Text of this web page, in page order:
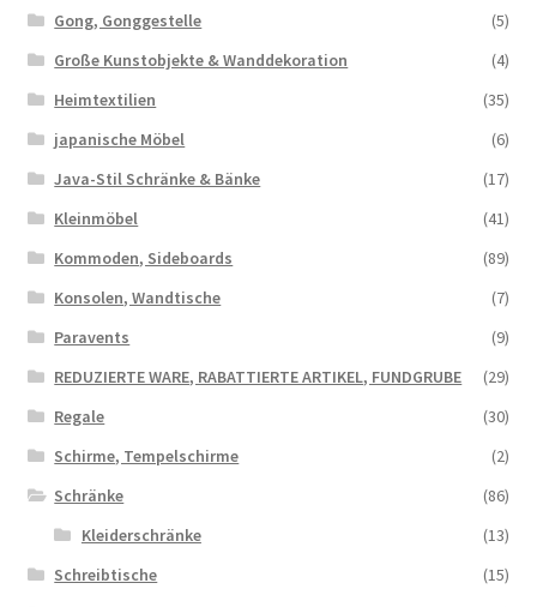
Gong, Gonggestelle
(5)
Große Kunstobjekte & Wanddekoration
(4)
Heimtextilien
(35)
japanische Möbel
(6)
Java-Stil Schränke & Bänke
(17)
Kleinmöbel
(41)
Kommoden, Sideboards
(89)
Konsolen, Wandtische
(7)
Paravents
(9)
REDUZIERTE WARE, RABATTIERTE ARTIKEL, FUNDGRUBE
(29)
Regale
(30)
Schirme, Tempelschirme
(2)
Schränke
(86)
Kleiderschränke
(13)
Schreibtische
(15)